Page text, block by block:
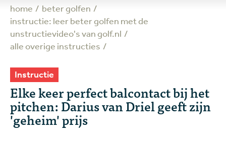
home
beter golfen
instructie: leer beter golfen met de
unstructievideo's van golf.nl
alle overige instructies
Instructie
Elke keer perfect balcontact bij het
pitchen: Darius van Driel geeft zijn
'geheim' prijs